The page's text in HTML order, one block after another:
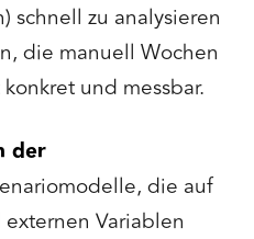
schnell zu analysieren
die manuell Wochen
und messbar.
der
die auf
Variablen